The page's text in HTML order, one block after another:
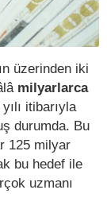
üzerinden iki
milyarlarca
itibarıyla
durumda. Bu
125 milyar
bu hedef ile
uzmanı